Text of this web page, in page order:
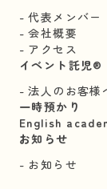
代表メンバー
会社概要
アクセス
イベント託児®︎
法人のお客様
一時預かり
English
お知らせ
お知らせ